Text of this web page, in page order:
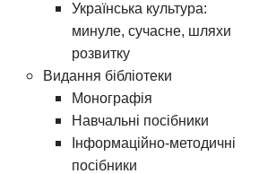
Українська культура:
минуле, сучасне, шляхи
розвитку
Видання бібліотеки
Монографія
Навчальні посібники
Інформаційно-методичні
посібники